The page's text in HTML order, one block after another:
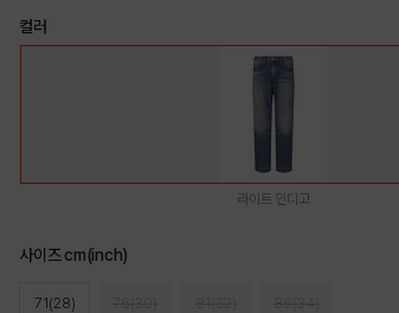
컬러
라이트 인디고
사이즈 cm(inch)
71(28)